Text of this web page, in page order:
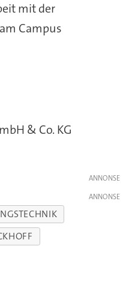
mit der
Campus
& Co. KG